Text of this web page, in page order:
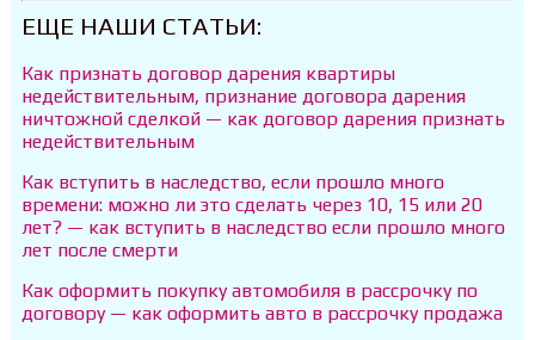
ЕЩЕ НАШИ СТАТЬИ:
Как признать договор дарения квартиры
недействительным, признание договора дарения
ничтожной сделкой — как договор дарения признать
недействительным
Как вступить в наследство, если прошло много
времени: можно ли это сделать через 10, 15 или 20
лет? — как вступить в наследство если прошло много
лет после смерти
Как оформить покупку автомобиля в рассрочку по
договору — как оформить авто в рассрочку продажа